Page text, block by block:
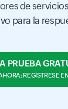
de
para la
PRUEBA
REGÍSTRESE